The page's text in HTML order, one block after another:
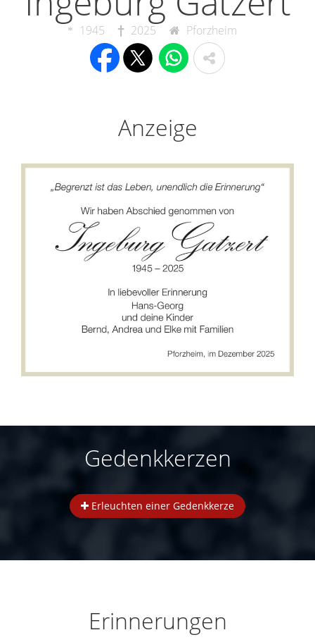
1945 2025 Pforzheim
Anzeige
Gedenkkerzen
Erleuchten einer Gedenkkerze
Erinnerungen